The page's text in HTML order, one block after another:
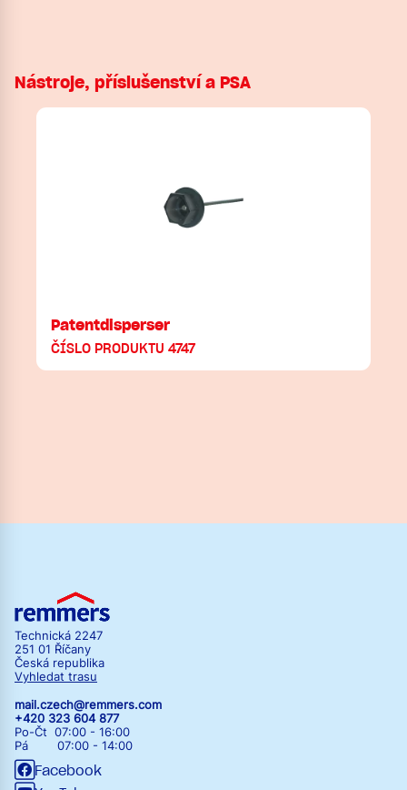
Nástroje, příslušenství a PSA
Patentdisperser
ČÍSLO PRODUKTU 4747
Technická 2247
251 01 Říčany
Česká republika
Vyhledat trasu
mail.czech@remmers.com
+420 323 604 877
Po-Čt 07:00 - 16:00
Pá 07:00 - 14:00
Facebook